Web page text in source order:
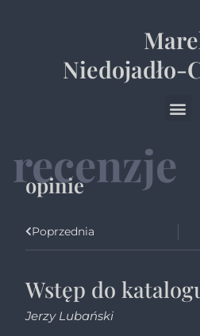
Niedojadło-
recenzje
opinie
Poprzednia
Wstęp do
Jerzy Lubański